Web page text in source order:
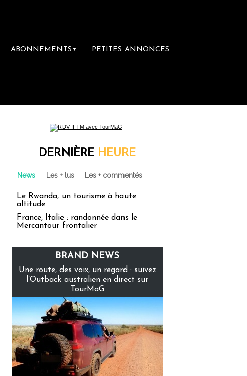
ABONNEMENTS ▼ PETITES ANNONCES
DERNIÈRE HEURE
News Les + lus Les + commentés
Le Rwanda, un tourisme à haute
altitude
France, Italie : randonnée dans le
Mercantour frontalier
BRAND NEWS
Une route, des voix, un regard : suivez
l’Outback australien en direct sur
TourMaG